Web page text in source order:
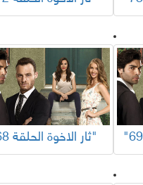
"ثار الاخوة الحلقة 68"